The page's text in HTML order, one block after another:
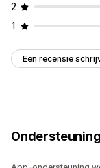
2
1
Een recensie
Ondersteuning